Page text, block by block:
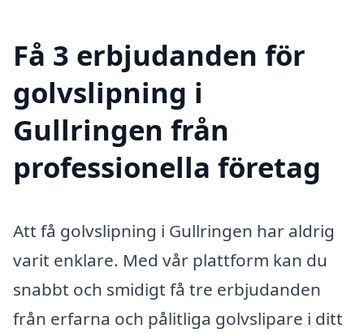
Få 3 erbjudanden för
golvslipning i
Gullringen från
professionella företag
Att få golvslipning i Gullringen har aldrig
varit enklare. Med vår plattform kan du
snabbt och smidigt få tre erbjudanden
från erfarna och pålitliga golvslipare i ditt